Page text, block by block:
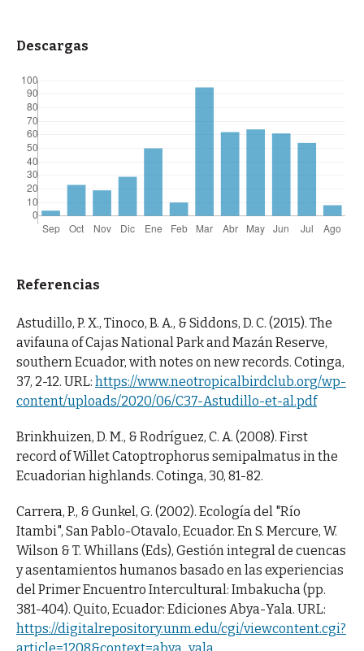
Descargas
Referencias
Astudillo, P. X., Tinoco, B. A., & Siddons, D. C. (2015). The
avifauna of Cajas National Park and Mazán Reserve,
southern Ecuador, with notes on new records. Cotinga,
37, 2-12. URL: https://www.neotropicalbirdclub.org/wp-
content/uploads/2020/06/C37-Astudillo-et-al.pdf
Brinkhuizen, D. M., & Rodríguez, C. A. (2008). First
record of Willet Catoptrophorus semipalmatus in the
Ecuadorian highlands. Cotinga, 30, 81-82.
Carrera, P., & Gunkel, G. (2002). Ecología del "Río
Itambi", San Pablo-Otavalo, Ecuador. En S. Mercure, W.
Wilson & T. Whillans (Eds), Gestión integral de cuencas
y asentamientos humanos basado en las experiencias
del Primer Encuentro Intercultural: Imbakucha (pp.
381-404). Quito, Ecuador: Ediciones Abya-Yala. URL:
https://digitalrepository.unm.edu/cgi/viewcontent.cgi?